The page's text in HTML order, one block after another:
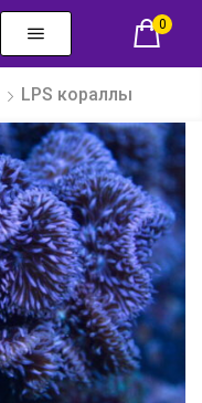
0
LPS кораллы